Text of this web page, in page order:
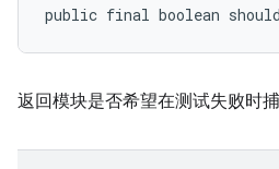
public final boolean
返回模块是否希望在测试失败时